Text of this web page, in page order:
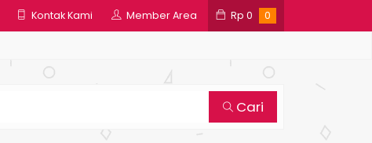
Kontak Kami Member Area Rp 0 0
Cari